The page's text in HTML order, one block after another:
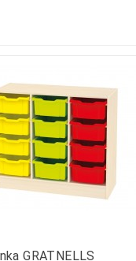
GRATNELLS